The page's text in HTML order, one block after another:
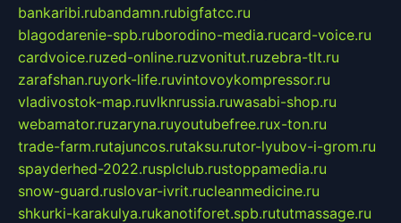
bankaribi.rubandamn.rubigfatcc.ru
blagodarenie-spb.ruborodino-media.rucard-voice.ru
cardvoice.ruzed-online.ruzvonitut.ruzebra-tlt.ru
zarafshan.ruyork-life.ruvintovoykompressor.ru
vladivostok-map.ruvlknrussia.ruwasabi-shop.ru
webamator.ruzaryna.ruyoutubefree.rux-ton.ru
trade-farm.rutajuncos.rutaksu.rutor-lyubov-i-grom.ru
spayderhed-2022.rusplclub.rustoppamedia.ru
snow-guard.ruslovar-ivrit.rucleanmedicine.ru
shkurki-karakulya.rukanotiforet.spb.rututmassage.ru